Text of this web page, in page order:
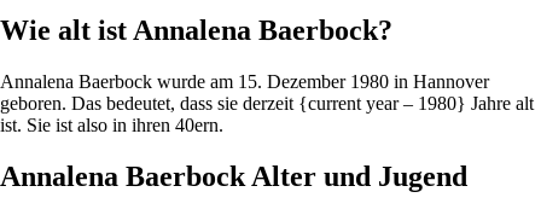
Wie alt ist Annalena Baerbock?
Annalena Baerbock wurde am 15. Dezember 1980 in Hannover
geboren. Das bedeutet, dass sie derzeit {current year – 1980} Jahre alt
ist. Sie ist also in ihren 40ern.
Annalena Baerbock Alter und Jugend